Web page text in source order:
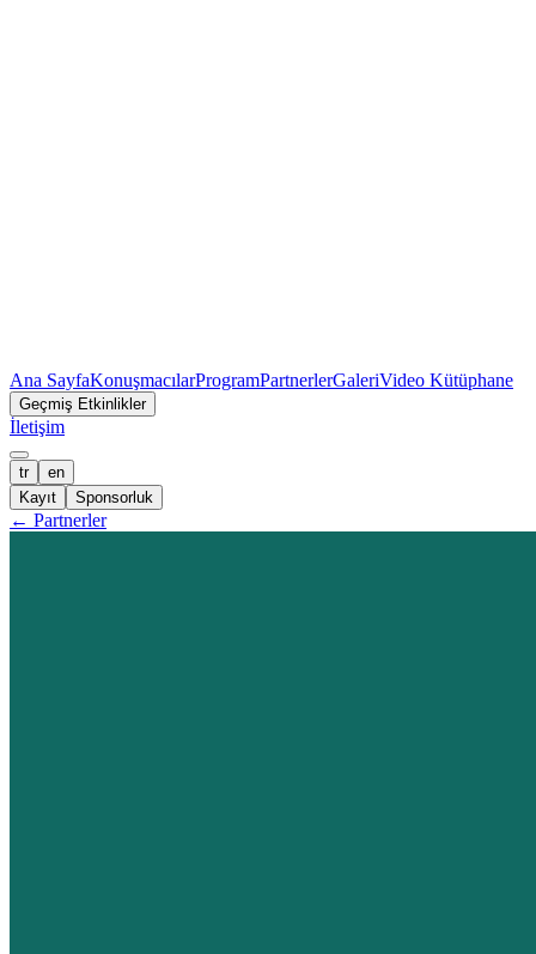
Ana SayfaKonuşmacılarProgramPartnerlerGaleriVideo Kütüphane
Geçmiş Etkinlikler
İletişim
tr
en
Kayıt
Sponsorluk
← Partnerler